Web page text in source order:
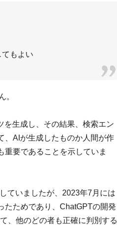
もよい
。
を生成し、その結果、検索エン
、AIが生成したものか人間が作
重要であることを示していま
ていましたが、2023年7月には
たためであり、ChatGPTの開発
、他のどの者も正確に判別する